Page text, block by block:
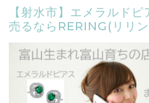
【射水市】エメラルド
売るならRERING(リリン